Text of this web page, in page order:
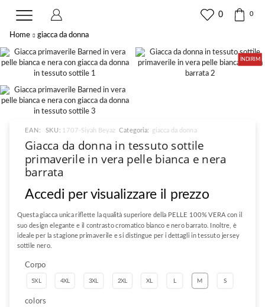
0 0
Home giacca da donna
İNDIRIM
EAN: SKU: 1707-Siyah Beyaz Categoria: giacca da donna
Giacca da donna in tessuto sottile
primaverile in vera pelle bianca e nera
barrata
Accedi per visualizzare il prezzo
Questa giacca unica riflette la qualità superiore della PELLE 100% VERA con il
suo design elegante e il contrasto cromatico bianco e nero barrato. Inoltre, è
ideale per la stagione primaverile e si distingue per i dettagli in tessuto jersey
sottile nero.
Corpo
5XL 4XL 3XL 2XL XL M S
colors